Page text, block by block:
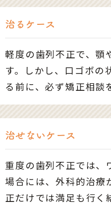
治るケース
軽度の歯列不正で、顎
す。しかし、口ゴボの
る前に、必ず矯正相談
治せないケース
重度の歯列不正では、
場合には、外科的治療
正だけでは満足も行く